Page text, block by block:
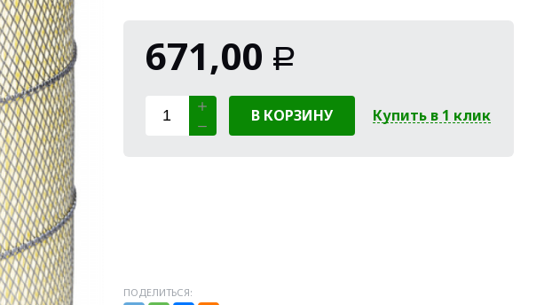
671,00 Р
В КОРЗИНУ Купить в 1 клик
ПОДЕЛИТЬСЯ: